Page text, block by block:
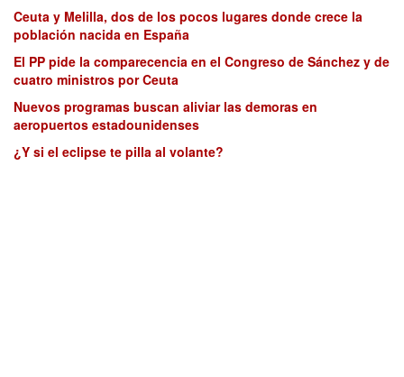
Ceuta y Melilla, dos de los pocos lugares donde crece la
población nacida en España
El PP pide la comparecencia en el Congreso de Sánchez y de
cuatro ministros por Ceuta
Nuevos programas buscan aliviar las demoras en
aeropuertos estadounidenses
¿Y si el eclipse te pilla al volante?